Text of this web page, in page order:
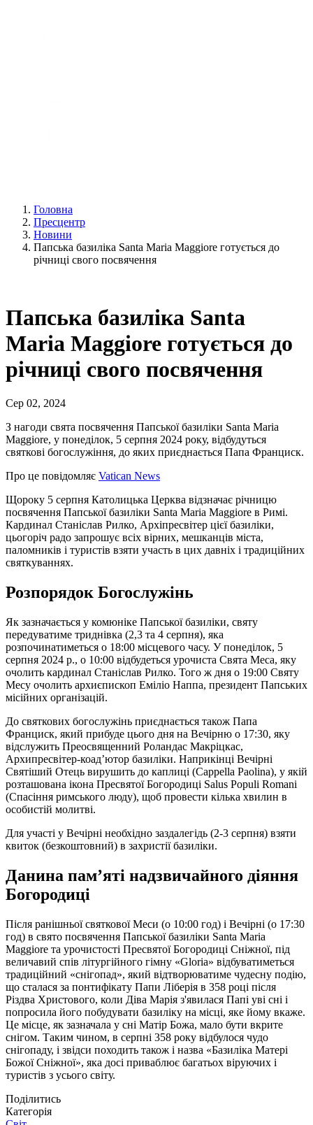
Головна
Пресцентр
Новини
Папська базиліка Santa Maria Maggiore готується до
річниці свого посвячення
Папська базиліка Santa
Maria Maggiore готується до
річниці свого посвячення
Сер 02, 2024
З нагоди свята посвячення Папської базиліки Santa Maria
Maggiore, у понеділок, 5 серпня 2024 року, відбудуться
святкові богослужіння, до яких приєднається Папа Франциск.
Про це повідомляє Vatican News
Щороку 5 серпня Католицька Церква відзначає річницю
посвячення Папської базиліки Santa Maria Maggiore в Римі.
Кардинал Станіслав Рилко, Архіпресвітер цієї базиліки,
цьогоріч радо запрошує всіх вірних, мешканців міста,
паломників і туристів взяти участь в цих давніх і традиційних
святкуваннях.
Розпорядок Богослужінь
Як зазначається у комюніке Папської базиліки, святу
передуватиме триднівка (2,3 та 4 серпня), яка
розпочинатиметься о 18:00 місцевого часу. У понеділок, 5
серпня 2024 р., о 10:00 відбудеться урочиста Свята Меса, яку
очолить кардинал Станіслав Рилко. Того ж дня о 19:00 Святу
Месу очолить архиєпископ Еміліо Наппа, президент Папських
місійних організацій.
До святкових богослужінь приєднається також Папа
Франциск, який прибуде цього дня на Вечірню о 17:30, яку
відслужить Преосвященний Роландас Макріцкас,
Архипресвітер-коад’ютор базиліки. Наприкінці Вечірні
Святіший Отець вирушить до каплиці (Cappella Paolina), у якій
розташована ікона Пресвятої Богородиці Salus Populi Romani
(Спасіння римського люду), щоб провести кілька хвилин в
особистій молитві.
Для участі у Вечірні необхідно заздалегідь (2-3 серпня) взяти
квиток (безкоштовний) в захристії базиліки.
Данина пам’яті надзвичайного діяння
Богородиці
Після ранішньої святкової Меси (о 10:00 год) і Вечірні (о 17:30
год) в свято посвячення Папської базиліки Santa Maria
Maggiore та урочистості Пресвятої Богородиці Сніжної, під
величавий спів літургійного гімну «Gloria» відбуватиметься
традиційний «снігопад», який відтворюватиме чудесну подію,
що сталася за понтифікату Папи Ліберія в 358 році після
Різдва Христового, коли Діва Марія з'явилася Папі уві сні і
попросила його побудувати базиліку на місці, яке йому вкаже.
Це місце, як зазначала у сні Матір Божа, мало бути вкрите
снігом. Таким чином, в серпні 358 року відбулося чудо
снігопаду, і звідси походить також і назва «Базиліка Матері
Божої Сніжної», яка досі приваблює багатьох віруючих і
туристів з усього світу.
Поділитись
Категорія